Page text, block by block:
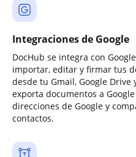
Integraciones de Google
DocHub se integra con
importar, editar y firmar tus
desde tu Gmail, Google
exporta documentos a
direcciones de Google y
contactos.